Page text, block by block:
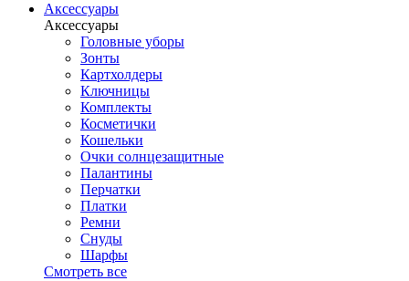
Аксессуары
Аксессуары
Головные уборы
Зонты
Картхолдеры
Ключницы
Комплекты
Косметички
Кошельки
Очки солнцезащитные
Палантины
Перчатки
Платки
Ремни
Снуды
Шарфы
Смотреть все